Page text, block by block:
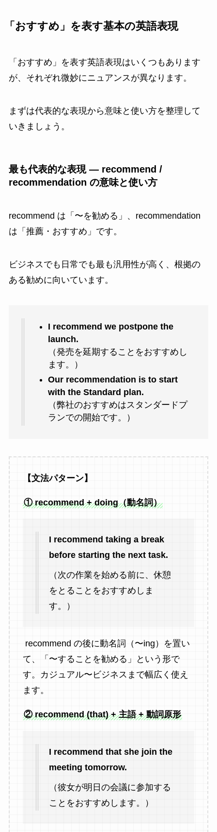
「おすすめ」を表す基本の英語表現
「おすすめ」を表す英語表現はいくつもあります
が、それぞれ微妙にニュアンスが異なります。
まずは代表的な表現から意味と使い方を整理して
いきましょう。
最も代表的な表現 ― recommend /
recommendation の意味と使い方
recommend は「〜を勧める」、recommendation
は「推薦・おすすめ」です。
ビジネスでも日常でも最も汎用性が高く、根拠の
ある勧めに向いています。
I recommend we postpone the
launch.
（発売を延期することをおすすめし
ます。）
Our recommendation is to start
with the Standard plan.
（弊社のおすすめはスタンダードプ
ランでの開始です。）
【文法パターン】
① recommend + doing（動名詞）
I recommend taking a break
before starting the next task.
（次の作業を始める前に、休憩
をとることをおすすめしま
す。）
recommend の後に動名詞（〜ing）を置い
て、「〜することを勧める」という形で
す。カジュアル〜ビジネスまで幅広く使え
ます。
② recommend (that) + 主語 + 動詞原形
I recommend that she join the
meeting tomorrow.
（彼女が明日の会議に参加する
ことをおすすめします。）